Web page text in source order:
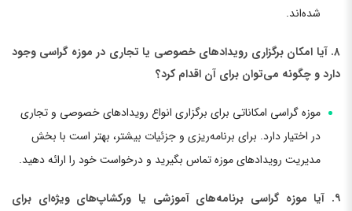
شده‌اند.
۸. آیا امکان برگزاری رویدادهای خصوصی یا تجاری در موزه گراسی وجود
دارد و چگونه می‌توان برای آن اقدام کرد؟
موزه گراسی امکاناتی برای برگزاری انواع رویدادهای خصوصی و تجاری
در اختیار دارد. برای برنامه‌ریزی و جزئیات بیشتر، بهتر است با بخش
مدیریت رویدادهای موزه تماس بگیرید و درخواست خود را ارائه دهید.
۹. آیا موزه گراسی برنامه‌های آموزشی یا ورکشاپ‌های ویژه‌ای برای